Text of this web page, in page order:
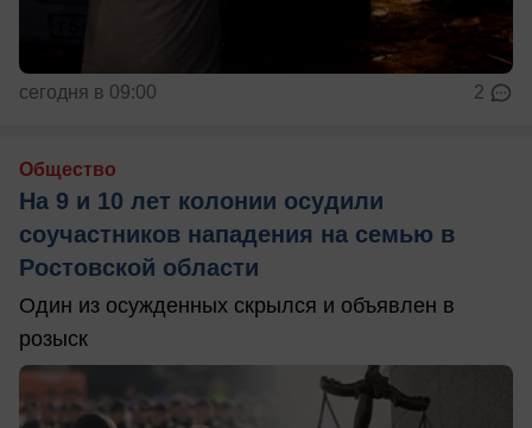
сегодня в 09:00 2
Общество
На 9 и 10 лет колонии осудили
соучастников нападения на семью в
Ростовской области
Один из осужденных скрылся и объявлен в
розыск